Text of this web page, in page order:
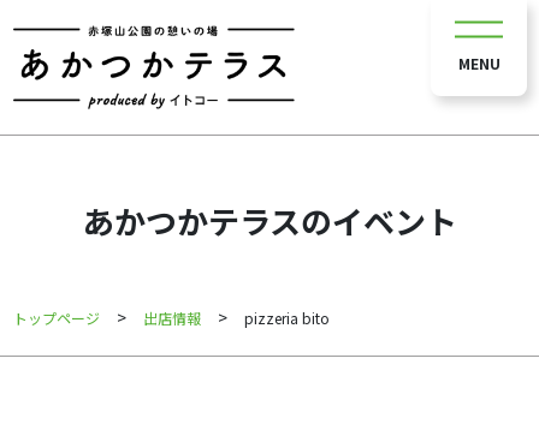
MENU
あかつかテラスのイベント
トップページ > 出店情報> pizzeria bito